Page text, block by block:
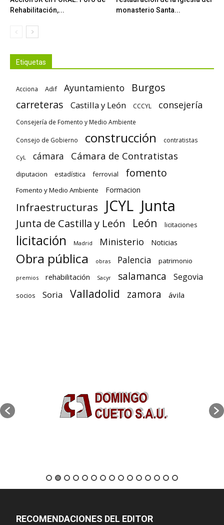
Rehabilitación,...
monasterio Santa...
Etiquetas
Acciona Adif Ayuntamiento
Burgos
carreteras
Castilla y León CCCYL consejería
Consejería de Fomento y Medio Ambiente
Consejo de Gobierno construcción contratistas
CyL cámara Cámara de Contratistas
diputacion estadística ferrovial fomento
Fomento y Medio Ambiente Formacion
Infraestructuras JCYL Junta
Junta de Castilla y León León licitaciones
licitación Madrid Ministerio Noticias
Obra pública obras Palencia patrimonio
premios rehabilitación Sacyr salamanca Segovia
socios Soria Valladolid zamora ávila
RECOMENDACIONES DEL EDITOR